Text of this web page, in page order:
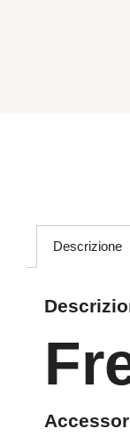
Descrizione